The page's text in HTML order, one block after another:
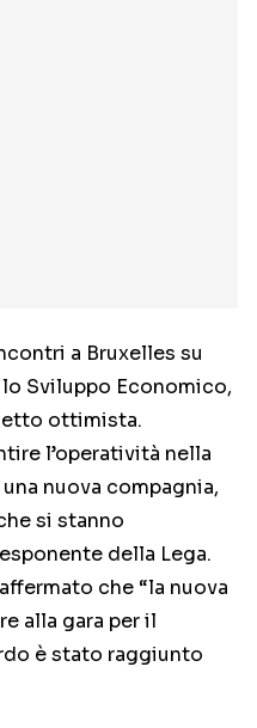
a Bruxelles su
Sviluppo Economico,
ottimista.
l’operatività nella
nuova compagnia,
si stanno
della Lega.
che “la nuova
alla gara per il
è stato raggiunto